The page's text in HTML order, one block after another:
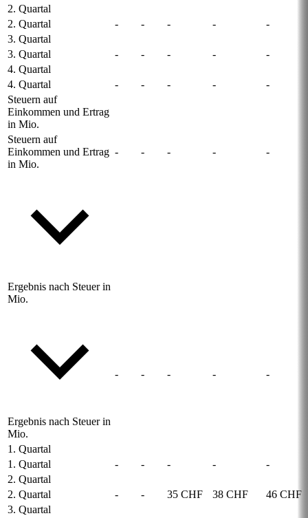
2. Quartal
2. Quartal
- - - -
-
3. Quartal
3. Quartal
- - - -
-
4. Quartal
4. Quartal
- - - -
-
Steuern auf
Einkommen und Ertrag
in Mio.
Steuern auf
Einkommen und Ertrag
in Mio.
- - - - -
Ergebnis nach Steuer in
Mio.
Ergebnis nach Steuer in
Mio.
- - - - -
1. Quartal
1. Quartal
- - - -
-
2. Quartal
2. Quartal
- - 35 CHF 38 CHF
46 CHF
3. Quartal